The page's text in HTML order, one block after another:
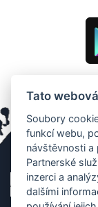
Tato
Soubory
funkcí webu,
návštěvnosti a
Partnerské
inzerci a
dalšími